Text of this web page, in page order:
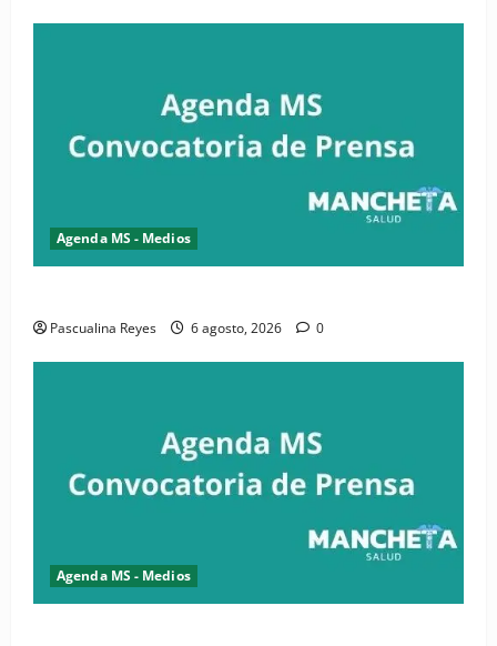
Agenda MS - Medios
Pascualina Reyes 6 agosto, 2026 0
Agenda MS - Medios